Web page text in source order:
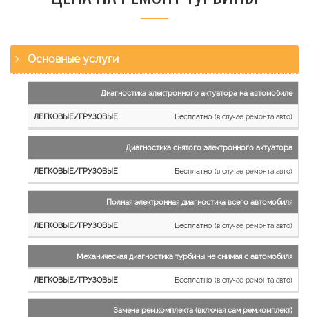
Основные услуги
работы
Легковые
и
Грузовые
автомобили
Диагностика электронного актуатора на автомобиле
Бесплатно (в случае ремонта авто)
Диагностика снятого электронного актуатора
Бесплатно (в случае ремонта авто)
Полная электронная диагностика всего автомобиля
Бесплатно (в случае ремонта авто)
Механическая диагностика турбины не снимая с автомобиля
Бесплатно (в случае ремонта авто)
Замена рем.комплекта (включая сам рем.комплект)